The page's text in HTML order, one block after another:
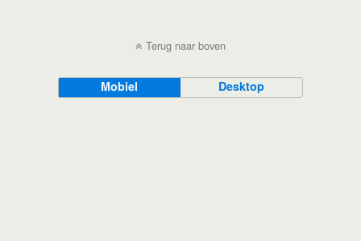
Terug naar boven
Mobiel Desktop